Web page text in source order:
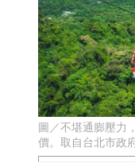
圖／不堪通膨壓力
價。取自台北市政